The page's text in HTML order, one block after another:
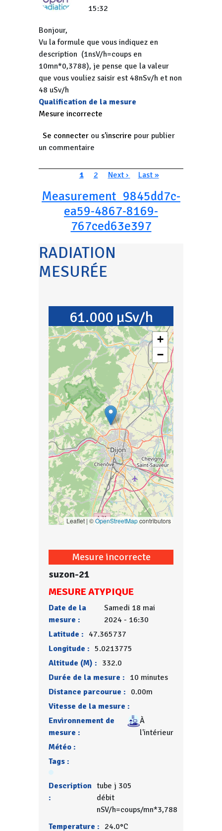
15:32
Bonjour,
Vu la formule que vous indiquez en
description (1nsV/h=coups en
10mn*0,3788), je pense que la valeur
que vous vouliez saisir est 48nSv/h et non
48 uSv/h
Qualification de la mesure
Mesure incorrecte
Se connecter ou s'inscrire pour publier
un commentaire
PaginationPage courante
1 Page
2 Page suivante
Next › Dernière page
Last »
Measurement_9845dd7c-
ea59-4867-8169-
767ced63e397
RADIATION
MESURÉE
61.000 µSv/h
+
−
Leaflet | ©OpenStreetMapcontributors
Mesure incorrecte
suzon-21
MESURE ATYPIQUE
Date de la
mesure :
Samedi 18 mai
2024 - 16:30
Latitude : 47.365737
Longitude : 5.0213775
Altitude (M) : 332.0
Durée de la mesure : 10 minutes
Distance parcourue : 0.00m
Vitesse de la mesure :
Environnement de
mesure :
À
l'intérieur
Météo :
Tags :
Description
:
tube j 305
débit
nSV/h=coups/mn*3,788
Temperature : 24.0°C